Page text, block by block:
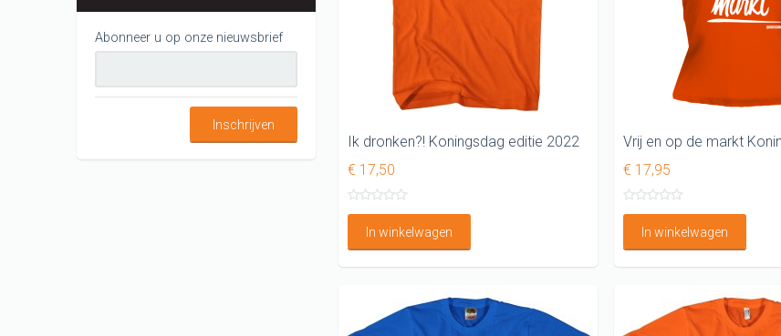
Ik dronken?! Koningsdag editie 2022
€ 17,50
In winkelwagen
€ 17,95
In winkelwagen
Abonneer u op onze nieuwsbrief
Inschrijven